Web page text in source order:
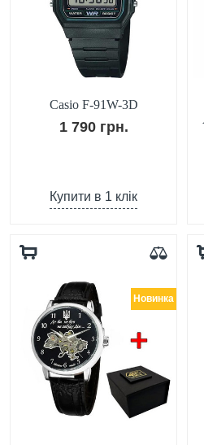
Casio F-91W-3D
1 790 грн.
Купити в 1 клік
Новинка